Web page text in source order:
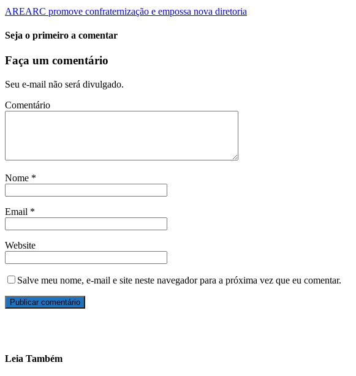
AREARC promove confraternização e empossa nova diretoria
Seja o primeiro a comentar
Faça um comentário
Seu e-mail não será divulgado.
Comentário
Nome *
Email *
Website
Salve meu nome, e-mail e site neste navegador para a próxima vez que eu comentar.
Leia Também